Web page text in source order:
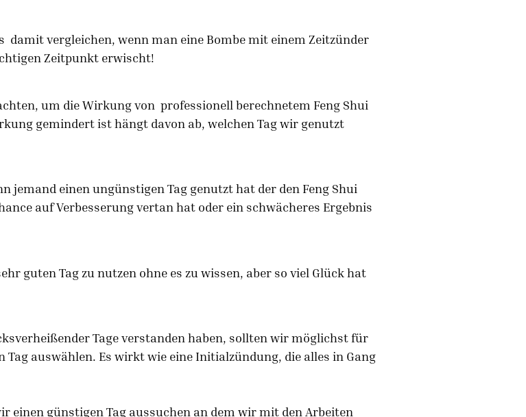
damit vergleichen, wenn man eine Bombe mit einem Zeitzünder
Zeitpunkt erwischt!
um die Wirkung von professionell berechnetem Feng Shui
gemindert ist hängt davon ab, welchen Tag wir genutzt
jemand einen ungünstigen Tag genutzt hat der den Feng Shui
auf Verbesserung vertan hat oder ein schwächeres Ergebnis
guten Tag zu nutzen ohne es zu wissen, aber so viel Glück hat
Tage verstanden haben, sollten wir möglichst für
auswählen. Es wirkt wie eine Initialzündung, die alles in Gang
einen günstigen Tag aussuchen an dem wir mit den Arbeiten